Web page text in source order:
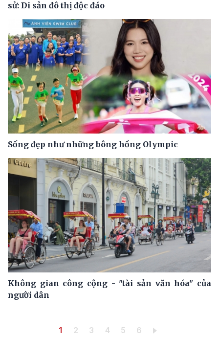
sử: Di sản đô thị độc đáo
Sống đẹp như những bông hồng Olympic
Không gian công cộng - "tài sản văn hóa" của
người dân
PaginationTrang hiện thời
1 Trang
2 Trang
3 Trang
4 Trang
5 Trang
6